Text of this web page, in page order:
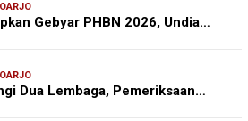
Gebyar PHBN 2026, Undia…
Dua Lembaga, Pemeriksaan…